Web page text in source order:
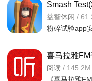
Smash
破解版)v1.2
益智休闲 /
喜马拉雅
版
阅读 / 145.2M